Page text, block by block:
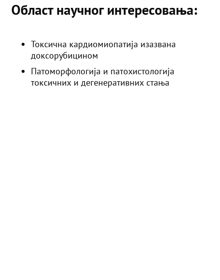
Област научног интересовања:
Токсична кардиомиопатија изазвана
доксорубицином
Патоморфологија и патохистологија
токсичних и дегенеративних стања